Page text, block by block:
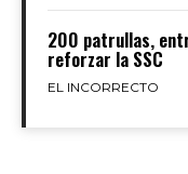
200 patrullas,
reforzar la SSC
EL INCORRECTO